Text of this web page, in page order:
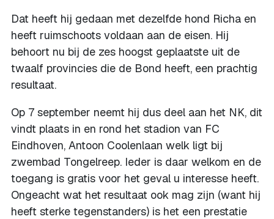
Dat heeft hij gedaan met dezelfde hond Richa en
heeft ruimschoots voldaan aan de eisen. Hij
behoort nu bij de zes hoogst geplaatste uit de
twaalf provincies die de Bond heeft, een prachtig
resultaat.
Op 7 september neemt hij dus deel aan het NK, dit
vindt plaats in en rond het stadion van FC
Eindhoven, Antoon Coolenlaan welk ligt bij
zwembad Tongelreep. Ieder is daar welkom en de
toegang is gratis voor het geval u interesse heeft.
Ongeacht wat het resultaat ook mag zijn (want hij
heeft sterke tegenstanders) is het een prestatie